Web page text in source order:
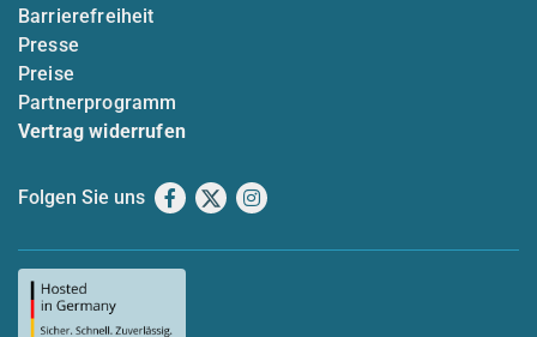
Barrierefreiheit
Presse
Preise
Partnerprogramm
Vertrag widerrufen
Folgen Sie uns Facebook
X Instagram